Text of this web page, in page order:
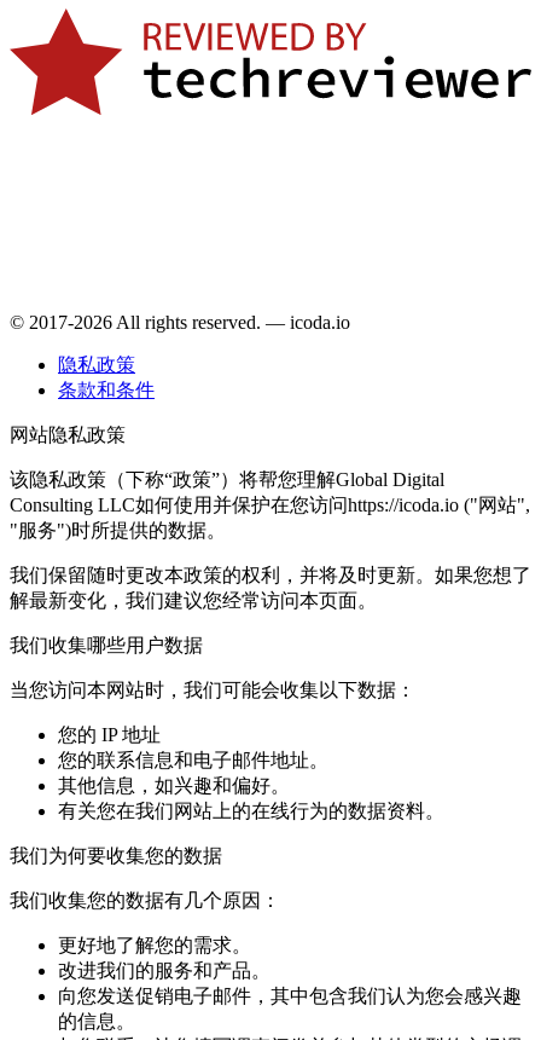
© 2017-2026 All rights reserved. — icoda.io
隐私政策
条款和条件
网站隐私政策
该隐私政策（下称“政策”）将帮您理解Global Digital
Consulting LLC如何使用并保护在您访问https://icoda.io ("网站",
"服务")时所提供的数据。
我们保留随时更改本政策的权利，并将及时更新。如果您想了
解最新变化，我们建议您经常访问本页面。
我们收集哪些用户数据
当您访问本网站时，我们可能会收集以下数据：
您的 IP 地址
您的联系信息和电子邮件地址。
其他信息，如兴趣和偏好。
有关您在我们网站上的在线行为的数据资料。
我们为何要收集您的数据
我们收集您的数据有几个原因：
更好地了解您的需求。
改进我们的服务和产品。
向您发送促销电子邮件，其中包含我们认为您会感兴趣
的信息。